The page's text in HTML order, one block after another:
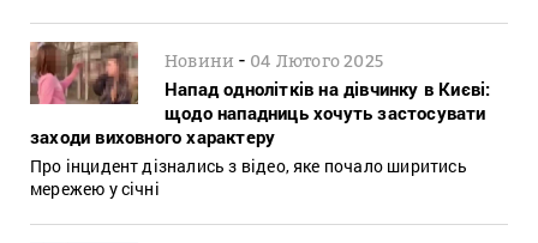
Новини - 04 Лютого 2025
Напад однолітків на дівчинку в Києві:
щодо нападниць хочуть застосувати
заходи виховного характеру
Про інцидент дізнались з відео, яке почало ширитись
мережею у січні